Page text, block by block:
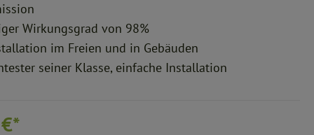
Wirkungsgrad von 98%
im Freien und in Gebäuden
seiner Klasse, einfache Installation